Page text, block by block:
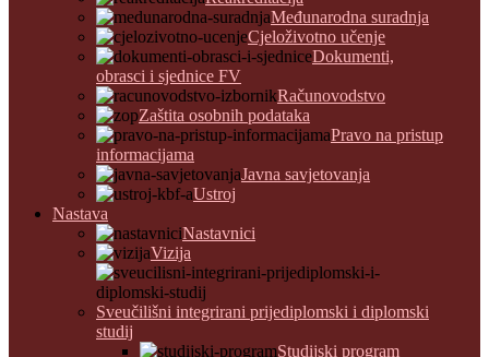
Međunarodna suradnja
Cjeloživotno učenje
Dokumenti,
obrasci i sjednice FV
Računovodstvo
Zaštita osobnih podataka
Pravo na pristup
informacijama
Javna savjetovanja
Ustroj
Nastava
Nastavnici
Vizija
Sveučilišni integrirani prijediplomski i diplomski
studij
Studijski program